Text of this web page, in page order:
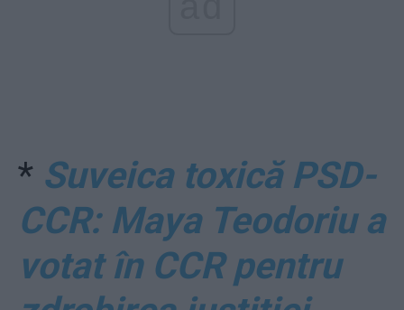
* Suveica toxică PSD-
CCR: Maya Teodoriu a
votat în CCR pentru